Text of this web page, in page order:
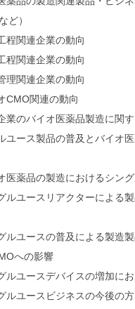
ど）
関連企業の動向
関連企業の動向
関連企業の動向
関連の動向
のバイオ医薬品製造に関す
ース製品の普及とバイオ医
薬品の製造におけるシング
ユースリアクターによる製
ユースの普及による製造製
への影響
ユースデバイスの増加にお
ユースビジネスの今後の方